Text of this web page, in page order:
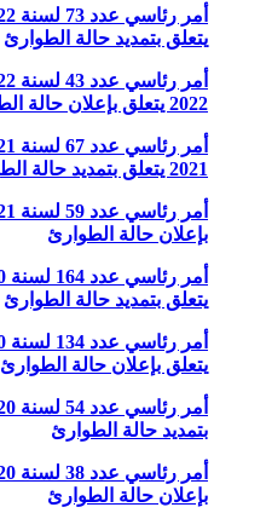
يتعلق بتمديد حالة الطوارئ
2022 يتعلق بإعلان حالة الطوارئ
2021 يتعلق بتمديد حالة الطوارئ
بإعلان حالة الطوارئ
يتعلق بتمديد حالة الطوارئ
يتعلق بإعلان حالة الطوارئ
بتمديد حالة الطوارئ
بإعلان حالة الطوارئ